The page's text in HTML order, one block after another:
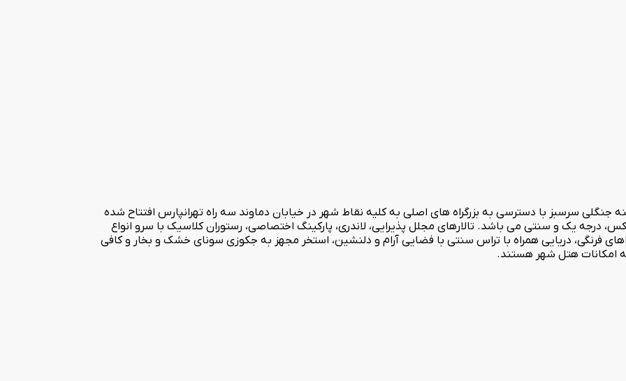
تهران بزرگ در دامنه جنگلی سرسبز با دسترسی به بزرگراه های اصلی به کلیه نقاط شهر در خیابان دماوند سه راه تهرانپارس افتتاح شده
بر 109 باب اتاق در سه سطح لوکس، درجه یک و سنتی می باشد. تالارهای مجلل پذیرایی، لاندری، پارکینگ اختصاصی، رستوران کلاسیک با سرو انواع
فرنگی، دریایی همراه با تراس سنتی با فضایی آرام و دلنشین، استخر مجهز به جکوزی سونای خشک و بخار و کافی
امکانات هتل شهر هستند.